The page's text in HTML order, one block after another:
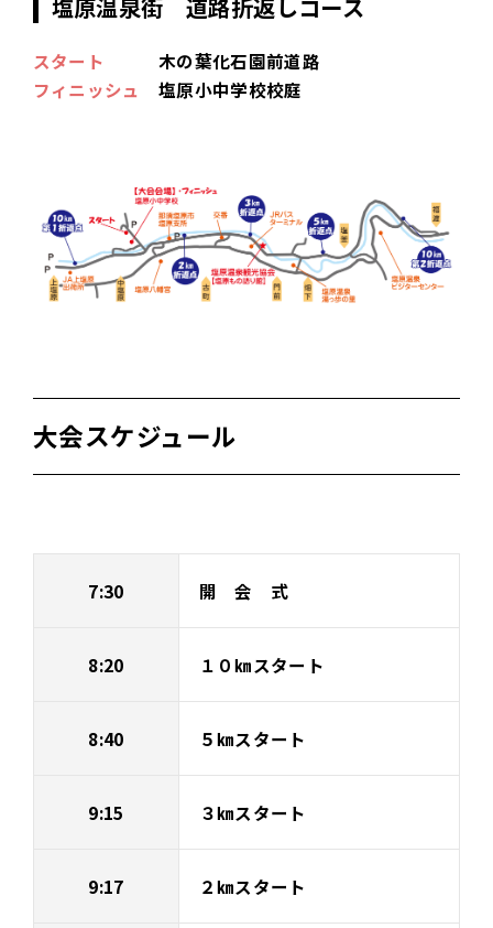
スタート 木の葉化石園前道路
フィニッシュ
塩原小中学校校庭
大会スケジュール
7:30 開 会 式
8:20 １０㎞スタート
8:40 ５㎞スタート
9:15 ３㎞スタート
9:17 ２㎞スタート